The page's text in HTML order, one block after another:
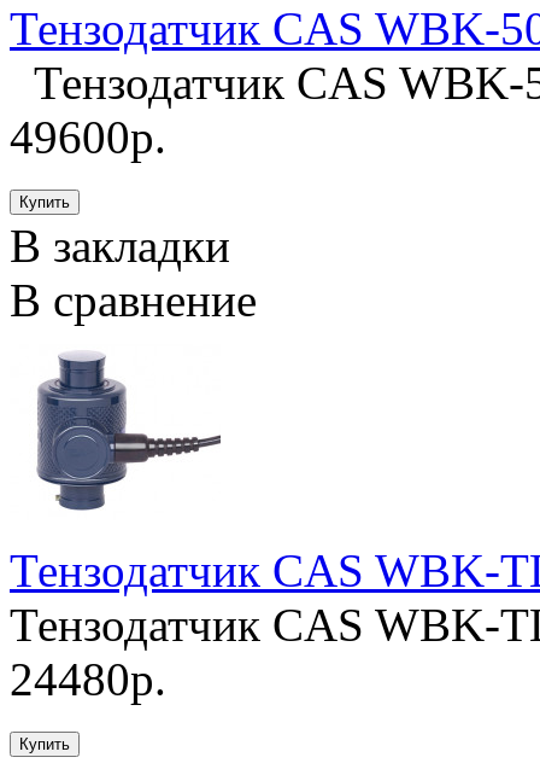
Тензодатчик CAS WBK-
Тензодатчик CAS
49600р.
В закладки
В сравнение
Тензодатчик CAS WBK-
Тензодатчик CAS WBK-
24480р.